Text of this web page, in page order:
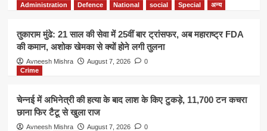
Administration
Defence National social Special अन्य
तुकाराम मुंढे: 21 साल की सेवा में 25वीं बार ट्रांसफर, अब महाराष्ट्र FDA
की कमान, अशोक खेमका से क्यों होने लगी तुलना
Avneesh Mishra August 7, 2026
0
Crime
चेन्नई में अभिनेत्री की हत्या के बाद लाश के किए टुकड़े, 11,700 टन कचरा
छाना फिर टैटू से खुला राज
Avneesh Mishra August 7, 2026
0